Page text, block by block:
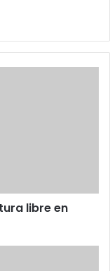
libre en